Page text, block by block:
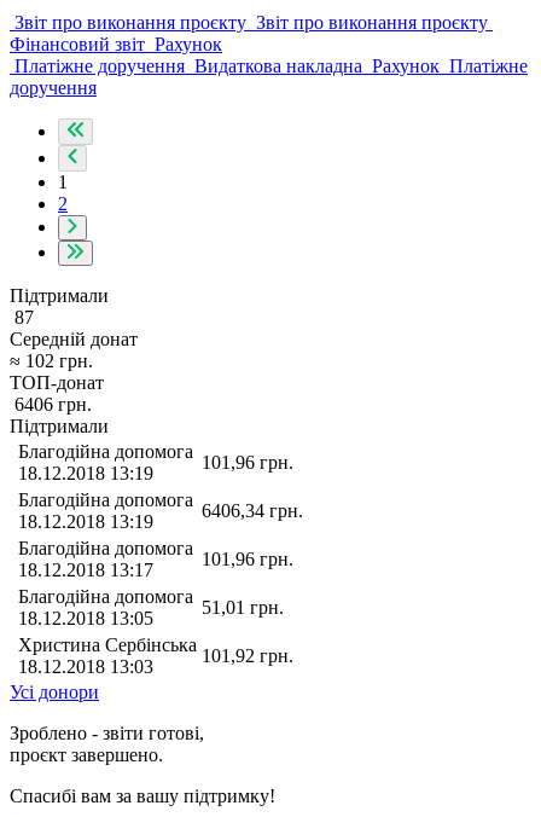
Звіт про виконання проєкту Звіт про виконання проєкту
Фінансовий звіт Рахунок
Платіжне доручення Видаткова накладна Рахунок Платіжне
доручення
1
2
Підтримали
87
Середній донат
≈ 102 грн.
ТОП-донат
6406 грн.
Підтримали
Благодійна допомога
18.12.2018 13:19
101,96 грн.
Благодійна допомога
18.12.2018 13:19
6406,34 грн.
Благодійна допомога
18.12.2018 13:17
101,96 грн.
Благодійна допомога
18.12.2018 13:05
51,01 грн.
Христина Сербінська
18.12.2018 13:03
101,92 грн.
Усі донори
Зроблено - звіти готові,
проєкт завершено.
Спасибі вам за вашу підтримку!